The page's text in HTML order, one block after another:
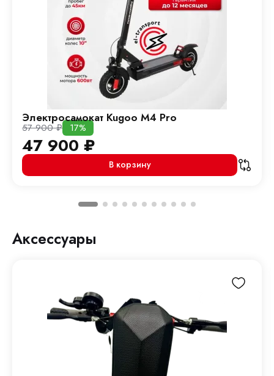
Электросамокат Kugoo M4 Pro
57 900₽ 17%
47 900 ₽
В корзину
Аксессуары